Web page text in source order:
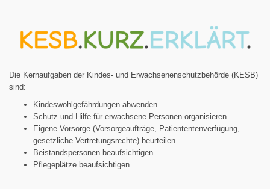
Die Kernaufgaben der Kindes- und Erwachsenenschutzbehörde (KESB)
sind:
Kindeswohlgefährdungen abwenden
Schutz und Hilfe für erwachsene Personen organisieren
Eigene Vorsorge (Vorsorgeaufträge, Patiententenverfügung,
gesetzliche Vertretungsrechte) beurteilen
Beistandspersonen beaufsichtigen
Pflegeplätze beaufsichtigen